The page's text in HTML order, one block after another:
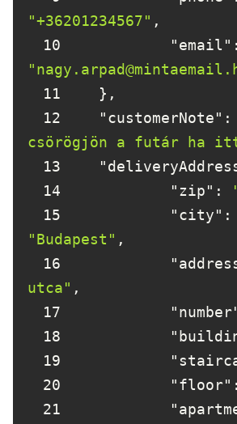
"+36201234567"
10
"email"
11
12
"customerNote" :
csörögjön a futár ha
13
14
"zip" :
15
"city"
"Budapest"
16
utca"
17
18
19
20
"floor"
21